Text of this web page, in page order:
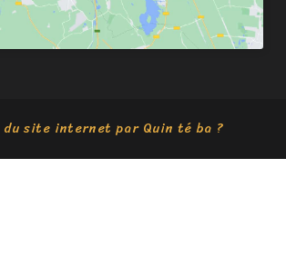
site internet par Quin té ba ?